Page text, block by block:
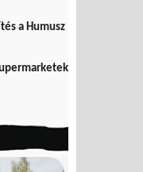
a Humusz